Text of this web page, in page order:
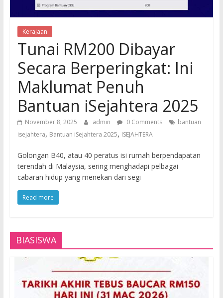
Kerajaan
Tunai RM200 Dibayar
Secara Berperingkat: Ini
Maklumat Penuh
Bantuan iSejahtera 2025
November 8, 2025 admin 0 Comments
bantuan
isejahtera, Bantuan iSejahtera 2025, ISEJAHTERA
Golongan B40, atau 40 peratus isi rumah berpendapatan
terendah di Malaysia, sering menghadapi pelbagai
cabaran hidup yang menekan dari segi
Read more
BIASISWA